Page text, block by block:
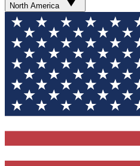
North America